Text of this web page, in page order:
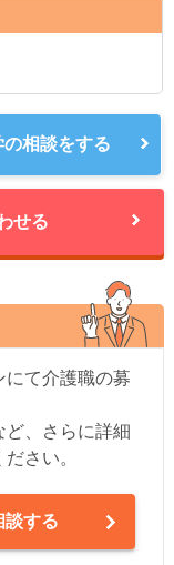
相談をする
せる
にて介護職の募
ど、さらに詳細
さい。
談する